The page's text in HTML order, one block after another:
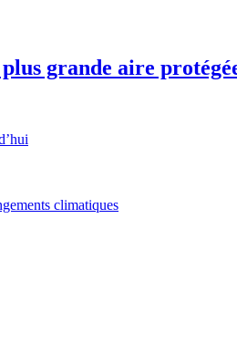
grande aire
climatiques